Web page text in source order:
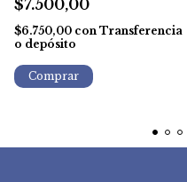
$7.500,00
$6.750,00 con Transferencia
o depósito